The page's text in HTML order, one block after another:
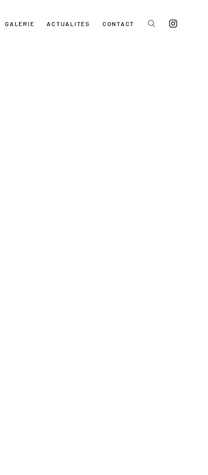
GALERIE ACTUALITÉS CONTACT